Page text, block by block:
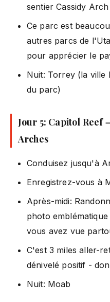
sentier Cassidy Arch
Ce parc est
autres parcs de
pour apprécier le
Nuit: Torrey (la ville
du parc)
Jour 5: Capitol Reef
Arches
Conduisez jusqu'à
Enregistrez-vous à
Après-midi:
photo
vous avez vue
C'est 3 miles aller-
dénivelé positif -
Nuit: Moab